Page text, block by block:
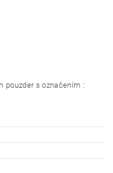
pouzder s označením :